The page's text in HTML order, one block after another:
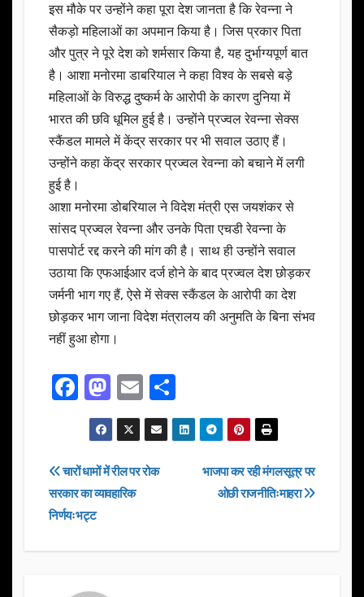
इस मौके पर उन्होंने कहा पूरा देश जानता है कि रेवन्ना ने
सैकड़ो महिलाओं का अपमान किया है। जिस प्रकार पिता
और पुत्र ने पूरे देश को शर्मसार किया है, यह दुर्भाग्यपूर्ण बात
है। आशा मनोरमा डाबरियाल ने कहा विश्व के सबसे बड़े
महिलाओं के विरुद्ध दुष्कर्म के आरोपी के कारण दुनिया में
भारत की छवि धूमिल हुई है। उन्होंने प्रज्वल रेवन्ना सेक्स
स्कैंडल मामले में केंद्र सरकार पर भी सवाल उठाए हैं।
उन्होंने कहा केंद्र सरकार प्रज्वल रेवन्ना को बचाने में लगी
हुई है।
आशा मनोरमा डोबरियाल ने विदेश मंत्री एस जयशंकर से
सांसद प्रज्वल रेवन्ना और उनके पिता एचडी रेवन्ना के
पासपोर्ट रद्द करने की मांग की है। साथ ही उन्होंने सवाल
उठाया कि एफआईआर दर्ज होने के बाद प्रज्वल देश छोड़कर
जर्मनी भाग गए हैं, ऐसे में सेक्स स्कैंडल के आरोपी का देश
छोड़कर भाग जाना विदेश मंत्रालय की अनुमति के बिना संभव
नहीं हुआ होगा।
F
a
c
e
b
o
o
M
a
st
o
d
n
E
m
ail
h
ar
Post
navigation
भाजपा कर रही मंगलसूत्र पर
ओछी राजनीतिःमाहरा
चारों धामों में रील पर रोक
सरकार का व्यावहारिक
निर्णयःभट्ट